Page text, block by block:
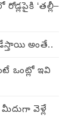
‘తల్లీ–
అంతే..
ఒంట్లో ఇవి
మీదుగా వెళ్లే